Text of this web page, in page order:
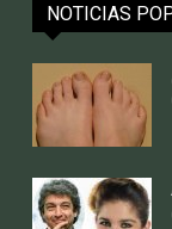
NOTICIAS